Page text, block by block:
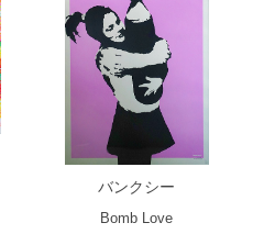
バンクシー
Bomb Love